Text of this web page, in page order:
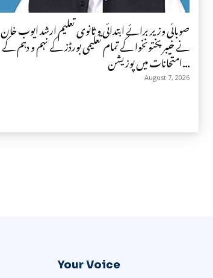
صوبائی وزیر برائے ابتدائی و ثانوی تعلیم ارشد ایوب خان
نے خیبرپختونخوا کے تمام تعلیمی بورڈز کے نہم و دہم کے
امتحانات میں پوزیشن...
August 7, 2026
Your Voice